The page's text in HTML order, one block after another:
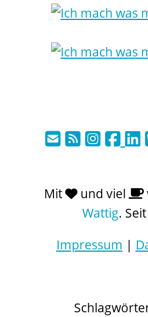
Mit und viel
Wattig.
Impressum |